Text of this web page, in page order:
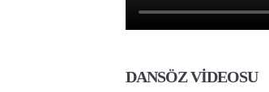
DANSÖZ VİDEOSU